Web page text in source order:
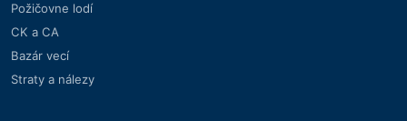
Požičovne lodí
CK a CA
Bazár vecí
Straty a nálezy